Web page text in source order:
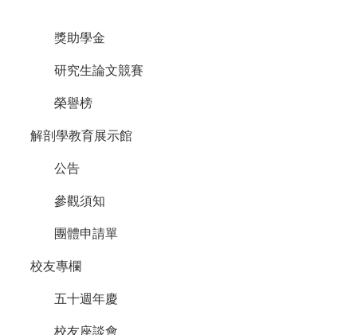
獎助學金
研究生論文競賽
榮譽榜
解剖學教育展示館
公告
參觀須知
團體申請單
校友專欄
五十週年慶
校友座談會